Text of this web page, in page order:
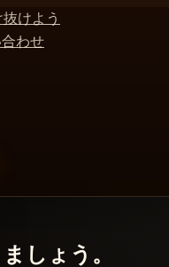
けよう
わせ
しょう。